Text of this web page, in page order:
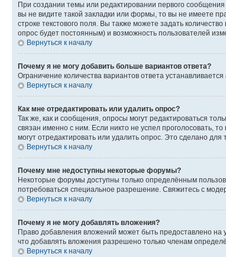
При создании темы или редактировании первого
вы не видите такой закладки или формы, то вы не имеете
строке текстового поля. Вы также можете задать
опрос будет постоянным) и возможность пользователей
Вернуться к началу
Почему я не могу добавить больше вариантов ответа?
Ограничение количества вариантов ответа
Вернуться к началу
Как мне отредактировать или удалить опрос?
Так же, как и сообщения, опросы могут редактироваться
связан именно с ним. Если никто не успел проголосовать,
могут отредактировать или удалить опрос. Это сделано
Вернуться к началу
Почему мне недоступны некоторые форумы?
Некоторые форумы доступны только определённым
потребоваться специальное разрешение. Свяжитесь с
Вернуться к началу
Почему я не могу добавлять вложения?
Право добавления вложений может быть предоставлено
что добавлять вложения разрешено только членам
Вернуться к началу